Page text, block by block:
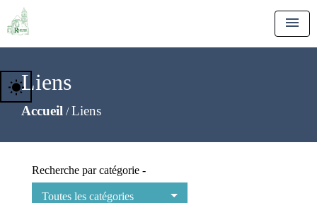
menu
Liens
Accueil /Liens
wb_sunny
Recherche par catégorie -
Toutes les catégories